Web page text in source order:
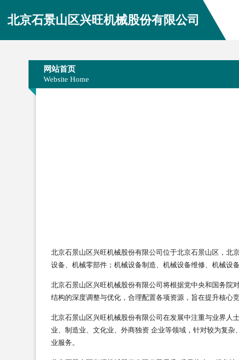
北京石景山区兴旺机械股份有限公司
网站首页
Website Home
北京石景山区兴旺机械股份有限公司位于北京石景山区，北
设备、机械零部件；机械设备制造、机械设备维修、机械设
北京石景山区兴旺机械股份有限公司将根据党中央和国务院
结构的深度调整与优化，合理配置各项资源，旨在提升核心
北京石景山区兴旺机械股份有限公司在发展中注重与业界人
业、制造业、文化业、外商独资 企业等领域，针对较为复
业服务。